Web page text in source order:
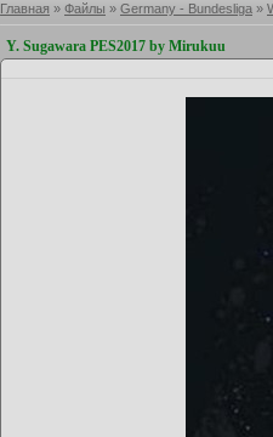
Главная » Файлы » Germany - Bundesliga »
Y. Sugawara PES2017 by Mirukuu